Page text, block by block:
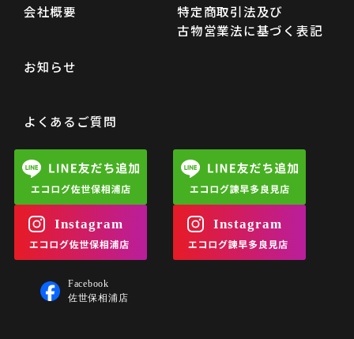
会社概要
お知らせ
よくあるご質問
特定商取引法及び
古物営業法に基づく表記